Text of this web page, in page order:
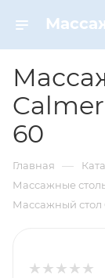
60
Главная —
Массажные
Массажный стол